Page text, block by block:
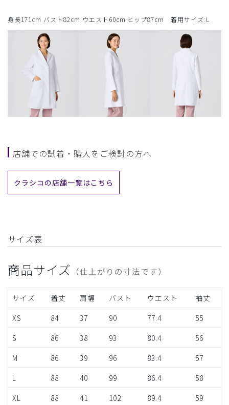
身長171cm バスト82cm ウエスト60cm ヒップ87cm 着用サイズ:L
店舗での試着・購入をご検討の方へ
クラシコの店舗一覧はこちら
サイズ表
商品サイズ （仕上がりの寸法です）
サイズ 着丈 肩幅 バスト ウエスト
袖丈
XS
84 37 90 77.4
55
S
86 38 93 80.4
56
M
86 39 96 83.4
57
L
88 40 99 86.4
58
XL
88 41 102 89.4 59